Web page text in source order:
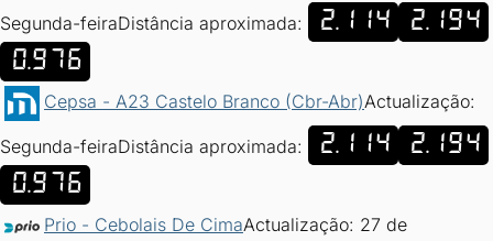
Segunda-feiraDistância aproximada: 2.114
2.194
0.976
Cepsa - A23 Castelo Branco (Cbr-Abr)Actualização:
Segunda-feiraDistância aproximada: 2.114
2.194
0.976
Prio - Cebolais De CimaActualização: 27 de